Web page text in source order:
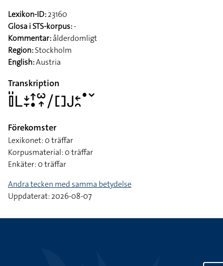
Lexikon-ID:23160
Glosa i STS-korpus:-
Kommentar:ålderdomligt
Region:Stockholm
English:Austria
Transkription
􌤞􌤺􌥈􌥕􌥙􌦃􌥡􌥱􌥾􌥠􌤓􌤢􌥓􌥘􌤟􌥧
Förekomster
Lexikonet: 0 träffar
Korpusmaterial: 0 träffar
Enkäter: 0 träffar
Andra tecken med samma betydelse
Uppdaterat: 2026-08-07